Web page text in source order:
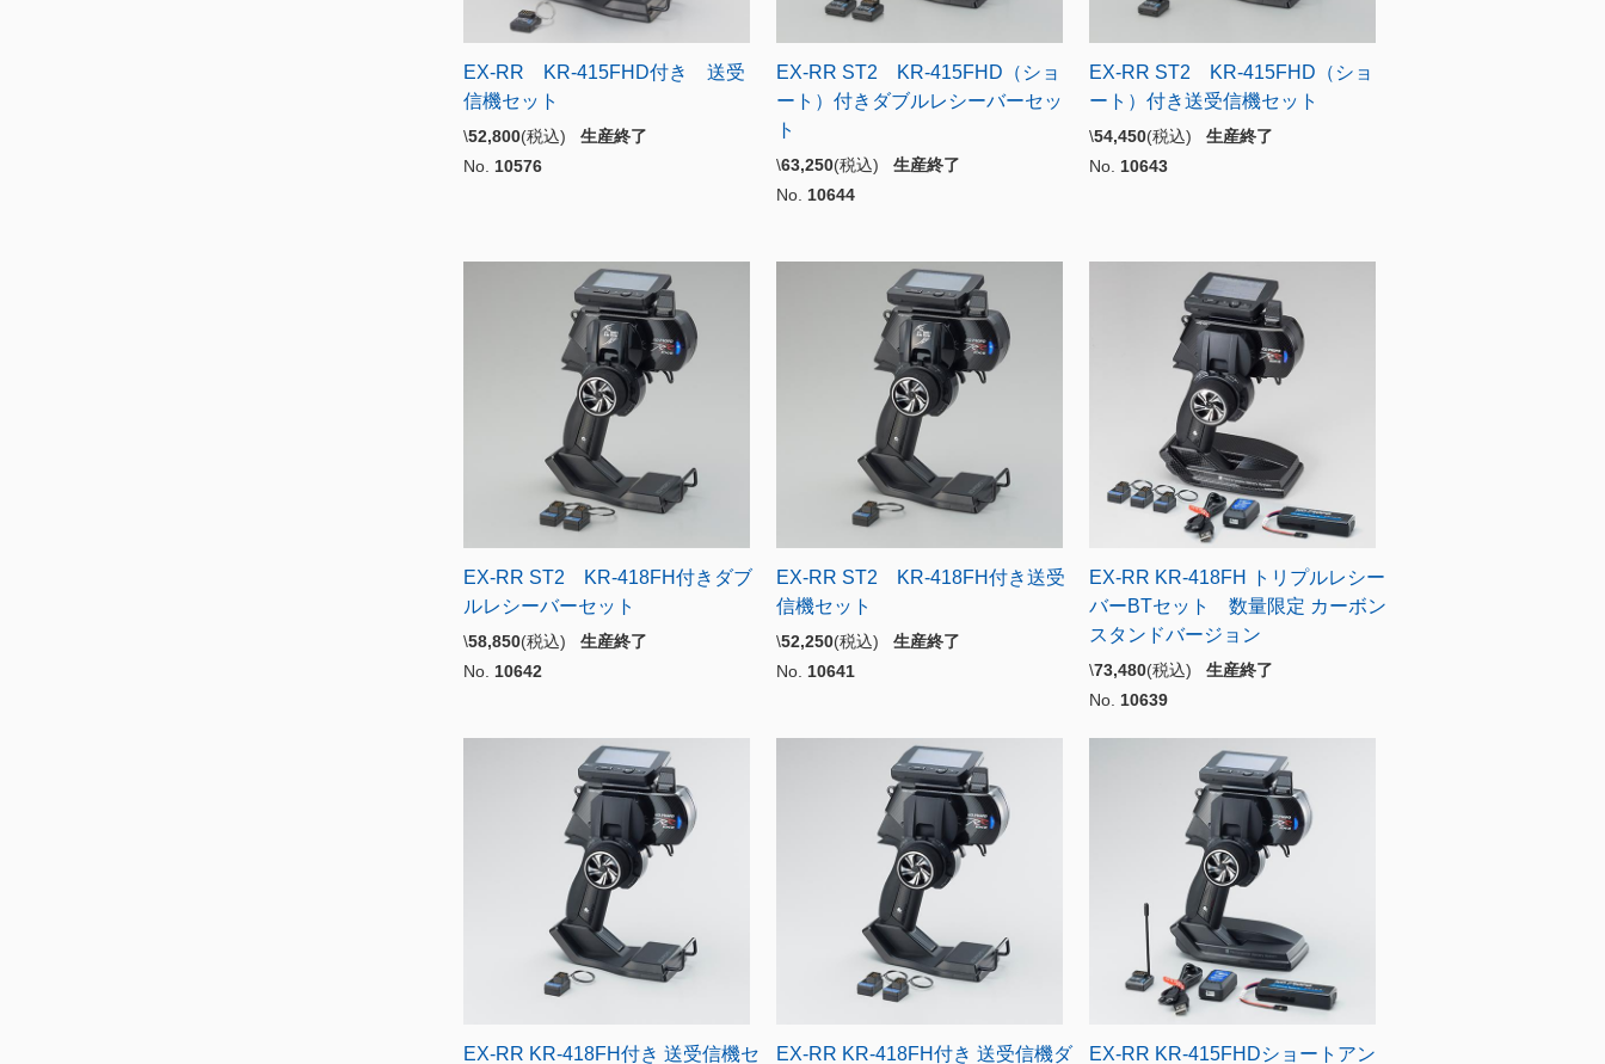
EX-RR KR-415FHD付き 送受
信機セット
\52,800(税込) 生産終了
No. 10576
EX-RR ST2 KR-415FHD（ショ
ート）付きダブルレシーバーセッ
ト
\63,250(税込) 生産終了
No. 10644
EX-RR ST2 KR-415FHD（ショ
ート）付き送受信機セット
\54,450(税込) 生産終了
No. 10643
EX-RR ST2 KR-418FH付きダブ
ルレシーバーセット
\58,850(税込) 生産終了
No. 10642
EX-RR ST2 KR-418FH付き送受
信機セット
\52,250(税込) 生産終了
No. 10641
EX-RR KR-418FH トリプルレシー
バーBTセット 数量限定 カーボン
スタンドバージョン
\73,480(税込) 生産終了
No. 10639
EX-RR KR-418FH付き 送受信機セ
EX-RR KR-418FH付き 送受信機ダ
EX-RR KR-415FHDショートアン